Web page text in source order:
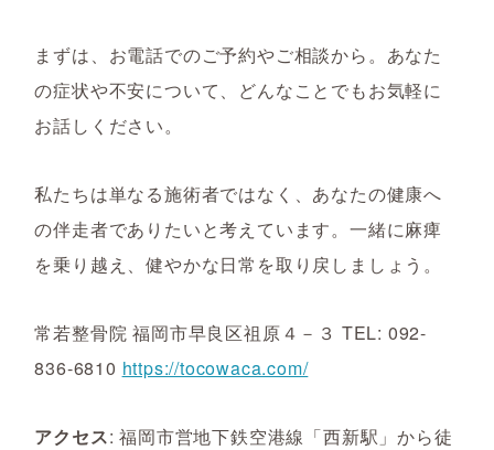
まずは、お電話でのご予約やご相談から。あなた
の症状や不安について、どんなことでもお気軽に
お話しください。
私たちは単なる施術者ではなく、あなたの健康へ
の伴走者でありたいと考えています。一緒に麻痺
を乗り越え、健やかな日常を取り戻しましょう。
常若整骨院 福岡市早良区祖原４－３ TEL: 092-
836-6810 https://tocowaca.com/
アクセス: 福岡市営地下鉄空港線「西新駅」から徒